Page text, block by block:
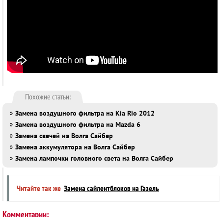
Похожие статьи:
» Замена воздушного фильтра на Kia Rio 2012
» Замена воздушного фильтра на Mazda 6
» Замена свечей на Волга Сайбер
» Замена аккумулятора на Волга Сайбер
» Замена лампочки головного света на Волга Сайбер
Читайте так же Замена сайлентблоков на Газель
Комментарии: